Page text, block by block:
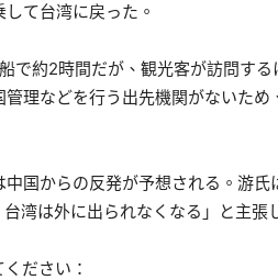
て台湾に戻った。
で約2時間だが、観光客が訪問す
理などを行う出先機関がないため
国からの反発が予想される。游氏
湾は外に出られなくなる」と主張
ださい：